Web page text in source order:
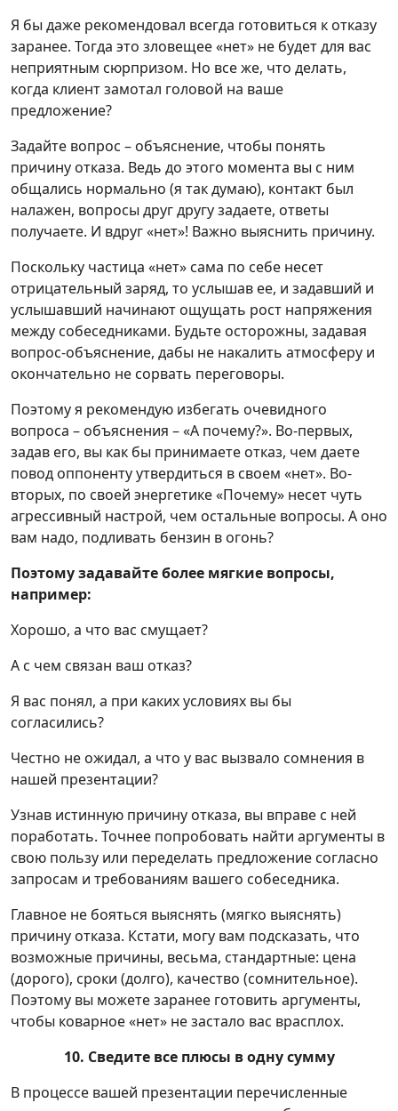
Я бы даже рекомендовал всегда готовиться к отказу
заранее. Тогда это зловещее «нет» не будет для вас
неприятным сюрпризом. Но все же, что делать,
когда клиент замотал головой на ваше
предложение?
Задайте вопрос – объяснение, чтобы понять
причину отказа. Ведь до этого момента вы с ним
общались нормально (я так думаю), контакт был
налажен, вопросы друг другу задаете, ответы
получаете. И вдруг «нет»! Важно выяснить причину.
Поскольку частица «нет» сама по себе несет
отрицательный заряд, то услышав ее, и задавший и
услышавший начинают ощущать рост напряжения
между собеседниками. Будьте осторожны, задавая
вопрос-объяснение, дабы не накалить атмосферу и
окончательно не сорвать переговоры.
Поэтому я рекомендую избегать очевидного
вопроса – объяснения – «А почему?». Во-первых,
задав его, вы как бы принимаете отказ, чем даете
повод оппоненту утвердиться в своем «нет». Во-
вторых, по своей энергетике «Почему» несет чуть
агрессивный настрой, чем остальные вопросы. А оно
вам надо, подливать бензин в огонь?
Поэтому задавайте более мягкие вопросы,
например:
Хорошо, а что вас смущает?
А с чем связан ваш отказ?
Я вас понял, а при каких условиях вы бы
согласились?
Честно не ожидал, а что у вас вызвало сомнения в
нашей презентации?
Узнав истинную причину отказа, вы вправе с ней
поработать. Точнее попробовать найти аргументы в
свою пользу или переделать предложение согласно
запросам и требованиям вашего собеседника.
Главное не бояться выяснять (мягко выяснять)
причину отказа. Кстати, могу вам подсказать, что
возможные причины, весьма, стандартные: цена
(дорого), сроки (долго), качество (сомнительное).
Поэтому вы можете заранее готовить аргументы,
чтобы коварное «нет» не застало вас врасплох.
10. Сведите все плюсы в одну сумму
В процессе вашей презентации перечисленные